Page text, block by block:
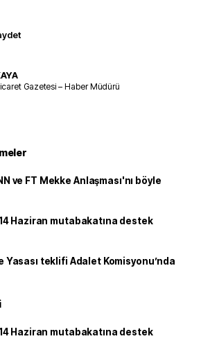
Gazetesi – Haber Müdürü
ve FT Mekke Anlaşması'nı böyle
Haziran mutabakatına destek
Yasası teklifi Adalet Komisyonu’nda
Haziran mutabakatına destek